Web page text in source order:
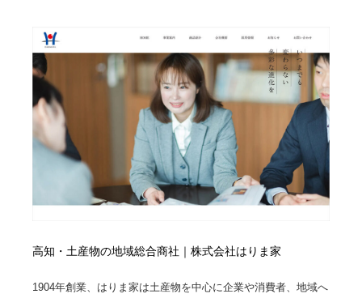
高知・土産物の地域総合商社｜株式会社はりま家
1904年創業、はりま家は土産物を中心に企業や消費者、地域へ